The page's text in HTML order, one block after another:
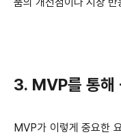
3. MVP를 통해
MVP가 이렇게 중요한